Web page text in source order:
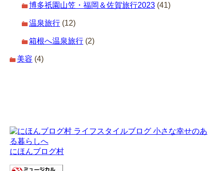
博多祇園山笠・福岡＆佐賀旅行2023 (41)
温泉旅行 (12)
箱根へ温泉旅行 (2)
美容 (4)
にほんブログ村